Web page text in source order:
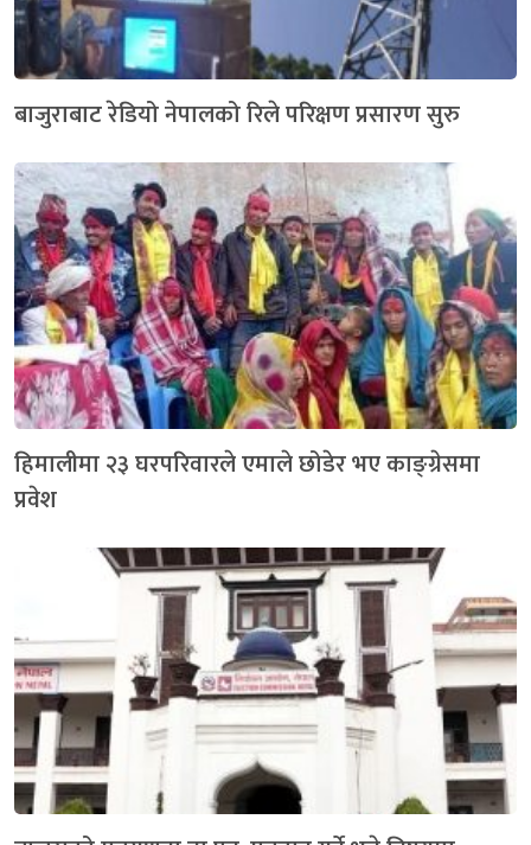
बाजुराबाट रेडियो नेपालको रिले परिक्षण प्रसारण सुरु
हिमालीमा २३ घरपरिवारले एमाले छोडेर भए काङ्ग्रेसमा
प्रवेश